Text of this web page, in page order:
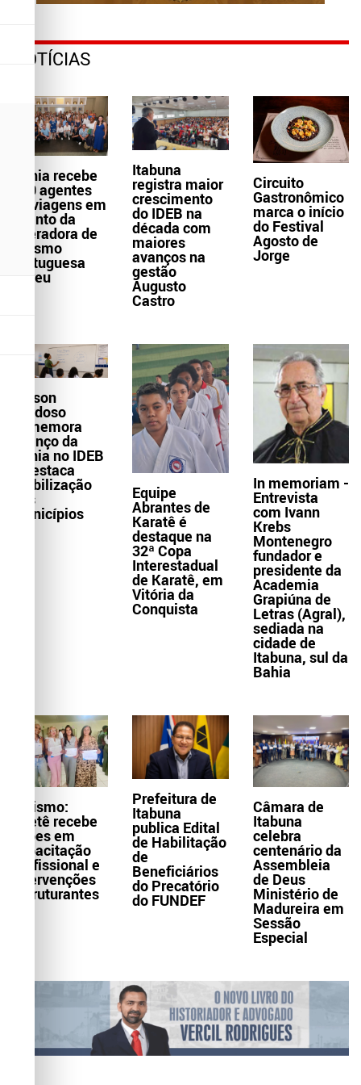
NOTÍCIAS
Bahia recebe
300 agentes
de viagens em
evento da
operadora de
turismo
portuguesa
Abreu
Itabuna
registra maior
crescimento
do IDEB na
década com
maiores
avanços na
gestão
Augusto
Castro
Circuito
Gastronômico
marca o início
do Festival
Agosto de
Jorge
Wilson
Cardoso
comemora
avanço da
Bahia no IDEB
e destaca
mobilização
dos
municípios
Equipe
Abrantes de
Karatê é
destaque na
32ª Copa
Interestadual
de Karatê, em
Vitória da
Conquista
In memoriam -
Entrevista
com Ivann
Krebs
Montenegro
fundador e
presidente da
Academia
Grapiúna de
Letras (Agral),
sediada na
cidade de
Itabuna, sul da
Bahia
Turismo:
Itaetê recebe
ações em
capacitação
profissional e
intervenções
estruturantes
Prefeitura de
Itabuna
publica Edital
de Habilitação
de
Beneficiários
do Precatório
do FUNDEF
Câmara de
Itabuna
celebra
centenário da
Assembleia
de Deus
Ministério de
Madureira em
Sessão
Especial